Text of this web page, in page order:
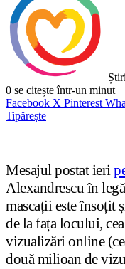
0 se citește într-un minut
Facebook X Pinterest
Tipărește
Mesajul postat ieri
Alexandrescu în
mascații este însoțit
de la fața locului,
vizualizări online
două milioan de